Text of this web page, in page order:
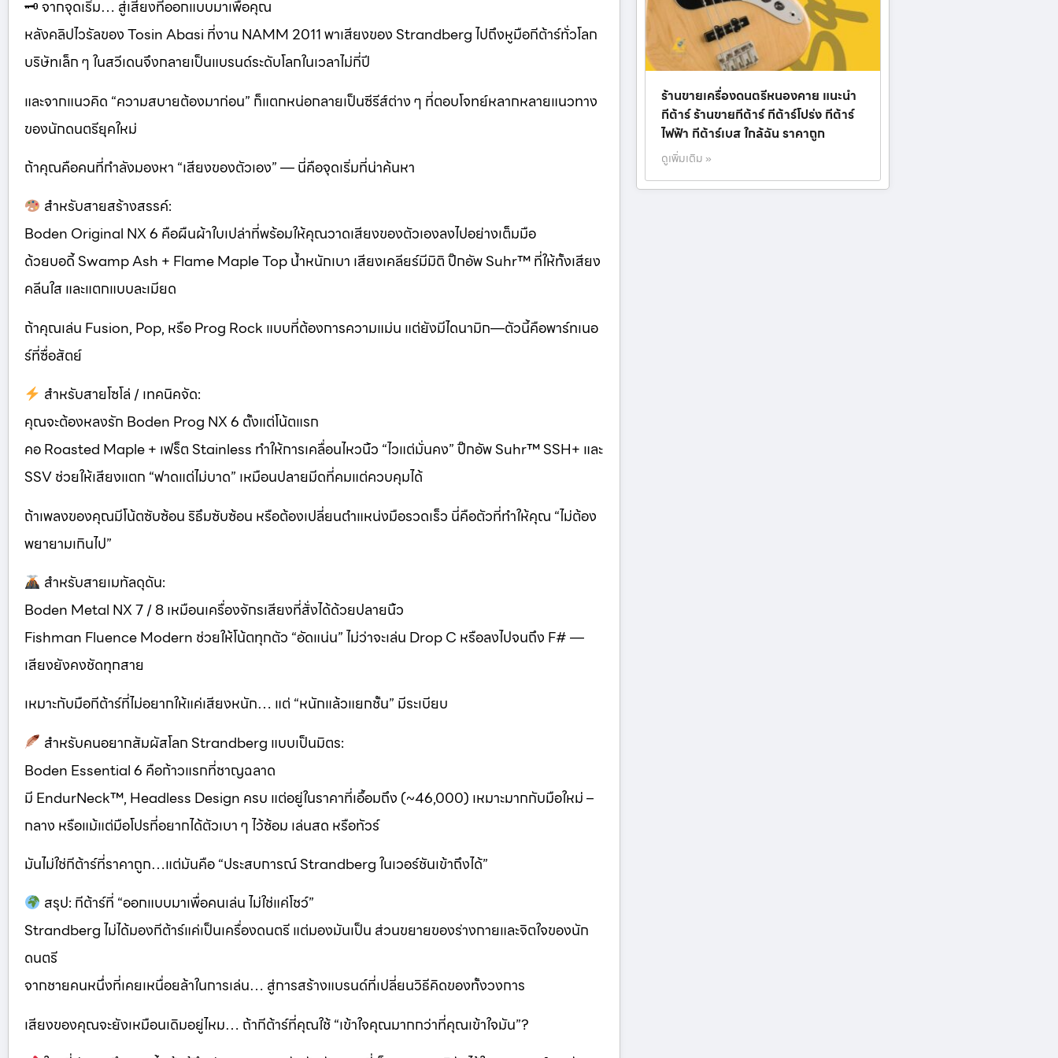
🗝 จากจุดเริ่ม… สู่เสียงที่ออกแบบมาเพื่อคุณ
หลังคลิปไวรัลของ Tosin Abasi ที่งาน NAMM 2011 พาเสียงของ Strandberg ไปถึงหูมือกีต้าร์ทั่วโลก
บริษัทเล็ก ๆ ในสวีเดนจึงกลายเป็นแบรนด์ระดับโลกในเวลาไม่กี่ปี
และจากแนวคิด “ความสบายต้องมาก่อน” ก็แตกหน่อกลายเป็นซีรีส์ต่าง ๆ ที่ตอบโจทย์หลากหลายแนวทาง
ของนักดนตรียุคใหม่
ถ้าคุณคือคนที่กำลังมองหา “เสียงของตัวเอง” — นี่คือจุดเริ่มที่น่าค้นหา
สำหรับสายสร้างสรรค์:
Boden Original NX 6 คือผืนผ้าใบเปล่าที่พร้อมให้คุณวาดเสียงของตัวเองลงไปอย่างเต็มมือ
ด้วยบอดี้ Swamp Ash + Flame Maple Top น้ำหนักเบา เสียงเคลียร์มีมิติ ปิ๊กอัพ Suhr™ ที่ให้ทั้งเสียง
คลีนใส และแตกแบบละเมียด
ถ้าคุณเล่น Fusion, Pop, หรือ Prog Rock แบบที่ต้องการความแม่น แต่ยังมีไดนามิก—ตัวนี้คือพาร์ทเนอ
ร์ที่ซื่อสัตย์
สำหรับสายโซโล่ / เทคนิคจัด:
คุณจะต้องหลงรัก Boden Prog NX 6 ตั้งแต่โน้ตแรก
คอ Roasted Maple + เฟร็ต Stainless ทำให้การเคลื่อนไหวนิ้ว “ไวแต่มั่นคง” ปิ๊กอัพ Suhr™ SSH+ และ
SSV ช่วยให้เสียงแตก “ฟาดแต่ไม่บาด” เหมือนปลายมีดที่คมแต่ควบคุมได้
ถ้าเพลงของคุณมีโน้ตซับซ้อน ริธึมซับซ้อน หรือต้องเปลี่ยนตำแหน่งมือรวดเร็ว นี่คือตัวที่ทำให้คุณ “ไม่ต้อง
พยายามเกินไป”
สำหรับสายเมทัลดุดัน:
Boden Metal NX 7 / 8 เหมือนเครื่องจักรเสียงที่สั่งได้ด้วยปลายนิ้ว
Fishman Fluence Modern ช่วยให้โน้ตทุกตัว “อัดแน่น” ไม่ว่าจะเล่น Drop C หรือลงไปจนถึง F# —
เสียงยังคงชัดทุกสาย
เหมาะกับมือกีต้าร์ที่ไม่อยากให้แค่เสียงหนัก… แต่ “หนักแล้วแยกชั้น” มีระเบียบ
สำหรับคนอยากสัมผัสโลก Strandberg แบบเป็นมิตร:
Boden Essential 6 คือก้าวแรกที่ชาญฉลาด
มี EndurNeck™, Headless Design ครบ แต่อยู่ในราคาที่เอื้อมถึง (~46,000) เหมาะมากกับมือใหม่ –
กลาง หรือแม้แต่มือโปรที่อยากได้ตัวเบา ๆ ไว้ซ้อม เล่นสด หรือทัวร์
มันไม่ใช่กีต้าร์ที่ราคาถูก…แต่มันคือ “ประสบการณ์ Strandberg ในเวอร์ชันเข้าถึงได้”
สรุป: กีต้าร์ที่ “ออกแบบมาเพื่อคนเล่น ไม่ใช่แค่โชว์”
Strandberg ไม่ได้มองกีต้าร์แค่เป็นเครื่องดนตรี แต่มองมันเป็น ส่วนขยายของร่างกายและจิตใจของนัก
ดนตรี
จากชายคนหนึ่งที่เคยเหนื่อยล้าในการเล่น… สู่การสร้างแบรนด์ที่เปลี่ยนวิธีคิดของทั้งวงการ
เสียงของคุณจะยังเหมือนเดิมอยู่ไหม… ถ้ากีต้าร์ที่คุณใช้ “เข้าใจคุณมากกว่าที่คุณเข้าใจมัน”?
ร้านขายเครื่องดนตรีหนองคาย แนะนำ
กีต้าร์ ร้านขายกีต้าร์ กีต้าร์โปร่ง กีต้าร์
ไฟฟ้า กีต้าร์เบส ใกล้ฉัน ราคาถูก
ดูเพิ่มเติม »